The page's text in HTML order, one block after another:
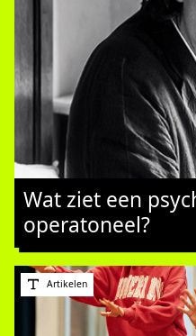
Wat ziet een
operatoneel?
Artikelen